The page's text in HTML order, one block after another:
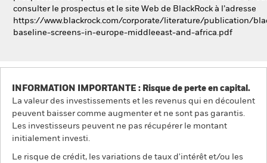
consulter le prospectus et le site Web de BlackRock à l’adresse
https://www.blackrock.com/corporate/literature/publication/
baseline-screens-in-europe-middleeast-and-africa.pdf
INFORMATION IMPORTANTE : Risque de perte en capital.
La valeur des investissements et les revenus qui en découlent
peuvent baisser comme augmenter et ne sont pas garantis.
Les investisseurs peuvent ne pas récupérer le montant
initialement investi.
Le risque de crédit, les variations de taux d'intérêt et/ou les